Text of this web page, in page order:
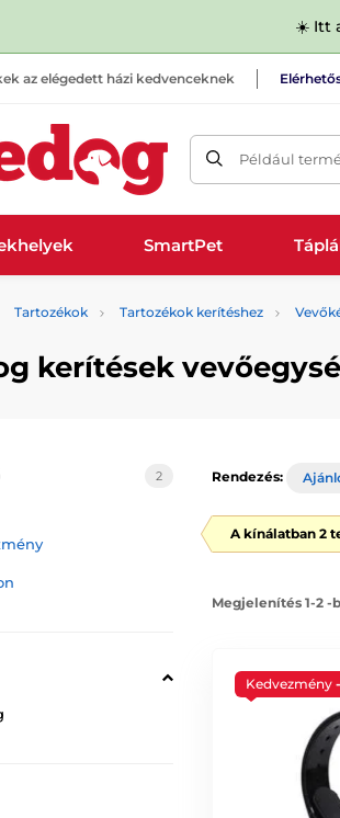
☀️ Itt
az elégedett házi kedvenceknek
Például
SmartPet
Tartozékok Tartozékok kerítéshez
kerítések
2 Rendezés:
A kínálatban 2
Megjelenítés 1-2
Kedvezmény